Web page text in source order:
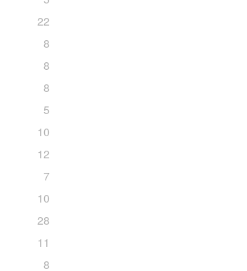
22
8
8
8
5
10
12
7
10
28
11
8